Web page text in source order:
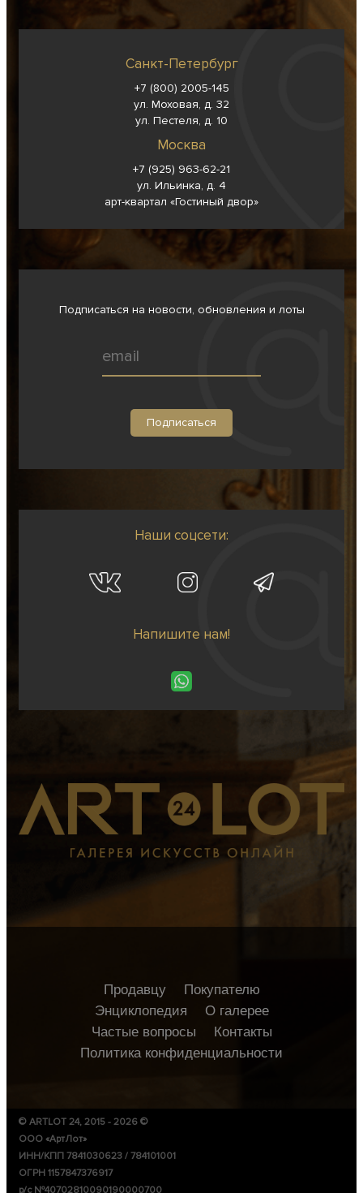
Санкт-Петербург
+7 (800) 2005-145
ул. Моховая, д. 32
ул. Пестеля, д. 10
Москва
+7 (925) 963-62-21
ул. Ильинка, д. 4
арт-квартал «Гостиный двор»
Подписаться на новости, обновления и лоты
Наши соцсети:
Напишите нам!
Продавцу
Покупателю
Энциклопедия
О галерее
Частые вопросы
Контакты
Политика конфиденциальности
© ARTLOT 24, 2015 - 2026 ©
ООО «АртЛот»
ИНН/КПП 7841030623 / 784101001
ОГРН 1157847376917
р/с №40702810090190000700